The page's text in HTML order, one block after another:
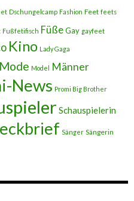
Dschungelcamp Fashion Feet feets
Fußfetifisch FüßeGay gayfeet
Kino Lady Gaga
Mode Model Männer
News Promi Big Brother
Schauspielerin
Sänger Sängerin